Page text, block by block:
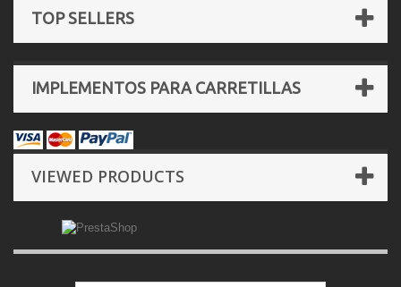
TOP SELLERS
IMPLEMENTOS PARA CARRETILLAS
VIEWED PRODUCTS